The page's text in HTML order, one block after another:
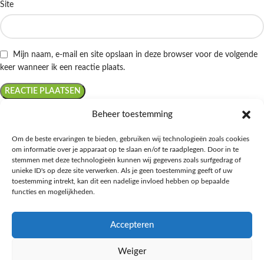
Beheer toestemming
Om de beste ervaringen te bieden, gebruiken wij technologieën zoals cookies
om informatie over je apparaat op te slaan en/of te raadplegen. Door in te
stemmen met deze technologieën kunnen wij gegevens zoals surfgedrag of
unieke ID's op deze site verwerken. Als je geen toestemming geeft of uw
toestemming intrekt, kan dit een nadelige invloed hebben op bepaalde
functies en mogelijkheden.
Accepteren
Weiger
Site
Mijn naam, e-mail en site opslaan in deze browser voor de volgende
keer wanneer ik een reactie plaats.
Ontdek de beste keto-vriendelijke keuzes van Albert Heijn, verrijk je
kennis met onze diepgaande blogs over het keto-dieet, en deel jouw
favoriete keto recepten in onze bruisende online gemeenschap!